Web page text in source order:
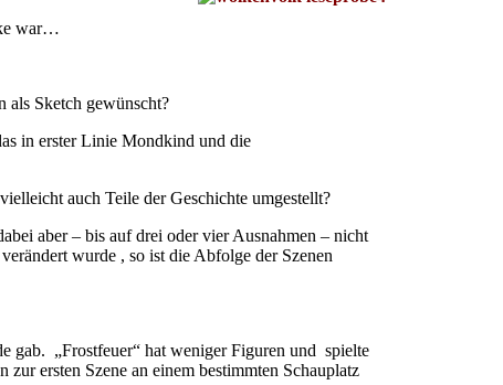
war…
als Sketch gewünscht?
in erster Linie Mondkind und die
auch Teile der Geschichte umgestellt?
aber – bis auf drei oder vier Ausnahmen – nicht
wurde , so ist die Abfolge der Szenen
gab. „Frostfeuer“ hat weniger Figuren und spielte
ersten Szene an einem bestimmten Schauplatz